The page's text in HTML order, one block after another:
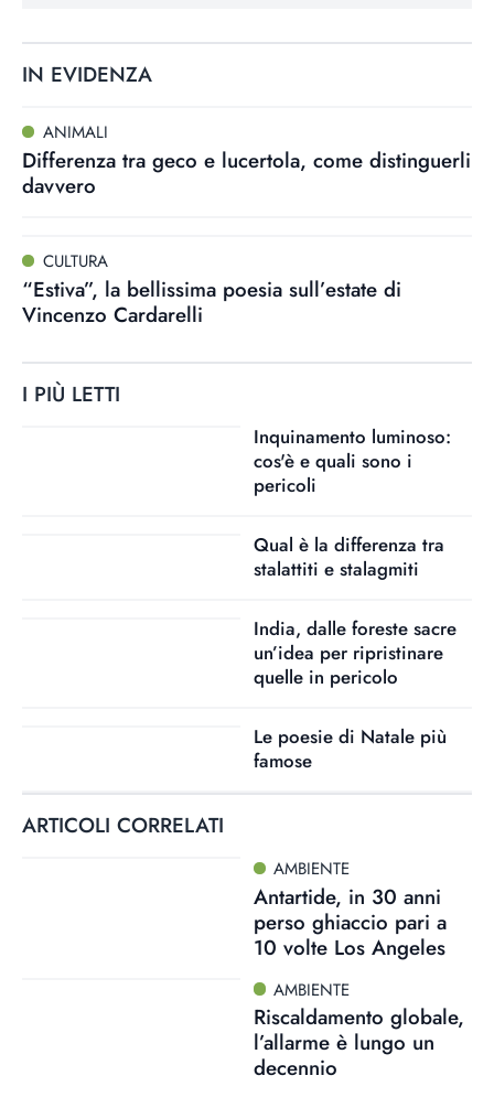
IN EVIDENZA
ANIMALI
Differenza tra geco e lucertola, come distinguerli
davvero
CULTURA
“Estiva”, la bellissima poesia sull’estate di
Vincenzo Cardarelli
I PIÙ LETTI
Inquinamento luminoso:
cos'è e quali sono i
pericoli
Qual è la differenza tra
stalattiti e stalagmiti
India, dalle foreste sacre
un’idea per ripristinare
quelle in pericolo
Le poesie di Natale più
famose
ARTICOLI CORRELATI
AMBIENTE
Antartide, in 30 anni
perso ghiaccio pari a
10 volte Los Angeles
AMBIENTE
Riscaldamento globale,
l’allarme è lungo un
decennio